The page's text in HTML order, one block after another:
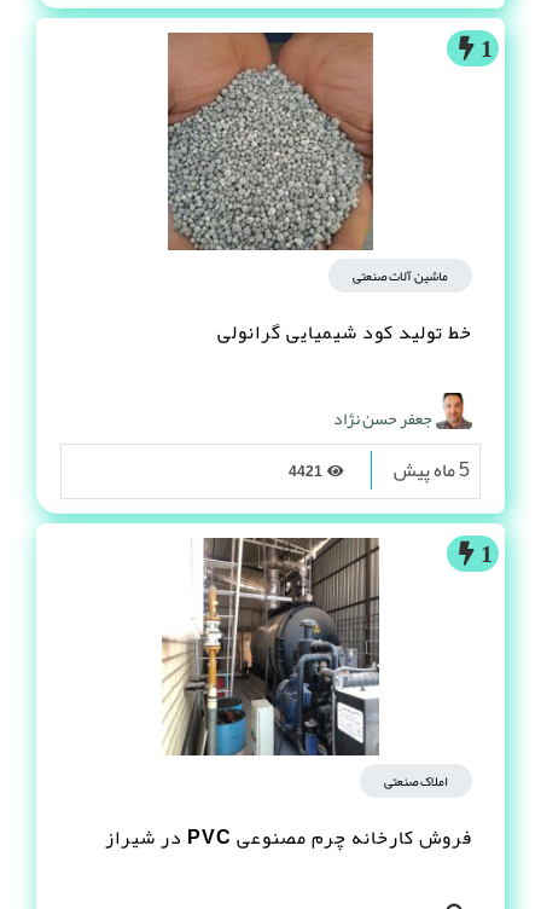
1
ماشین آلات صنعتی
خط تولید کود شیمیایی گرانولی
جعفر حسن نژاد
5 ماه پیش
1
املاک صنعتی
فروش کارخانه چرم مصنوعى PVC در شیراز